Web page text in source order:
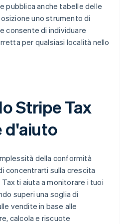
pubblica anche tabelle delle
uno strumento di
consente di individuare
per qualsiasi località nello
Stripe Tax
d'aiuto
della conformità
concentrarti sulla crescita
ti aiuta a monitorare i tuoi
superi una soglia di
vendite in base alle
calcola e riscuote